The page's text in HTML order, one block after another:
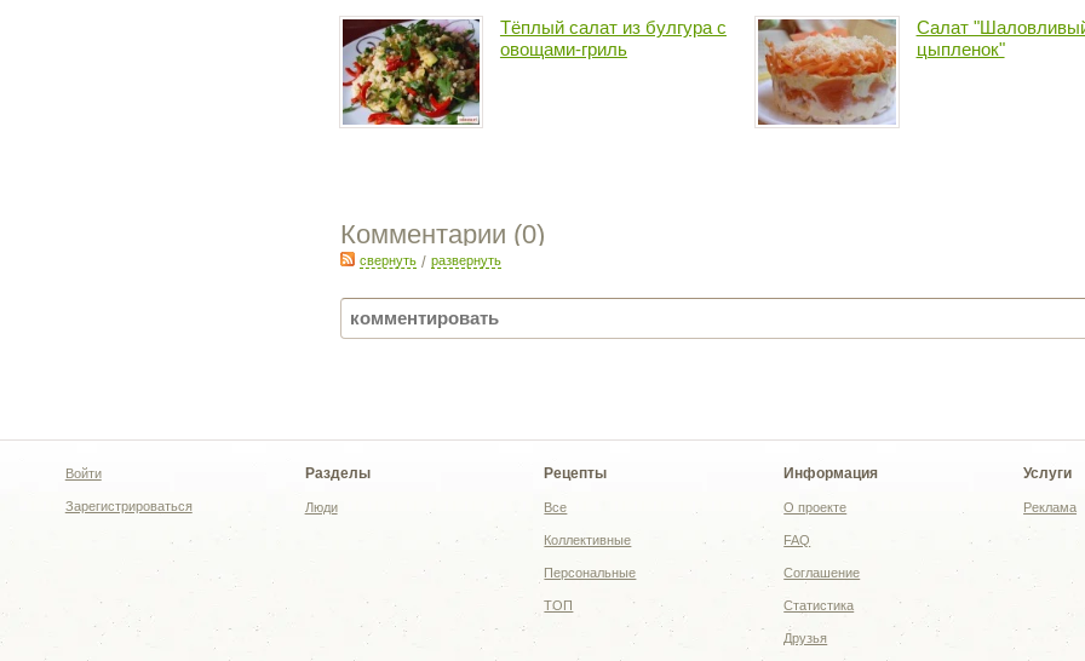
Тёплый салат из булгура с
овощами-гриль
Салат
цыпленок"
Комментарии (0)
свернуть/ развернуть
Войти
Зарегистрироваться
Разделы
Люди
Рецепты
Все
Коллективные
Персональные
ТОП
Информация
О проекте
FAQ
Соглашение
Статистика
Друзья
Услуги
Реклама